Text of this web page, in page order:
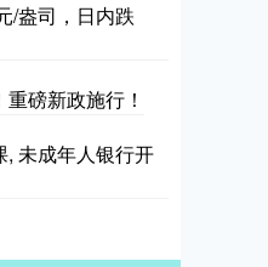
/盎司，日内跌
磅新政施行！
未成年人银行开